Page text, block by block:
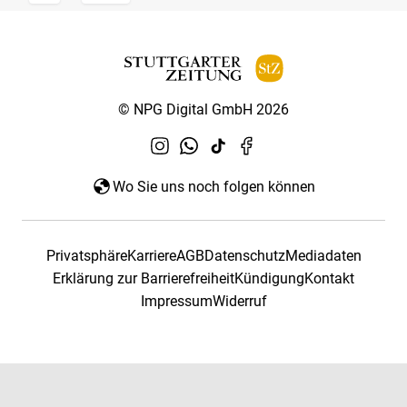
© NPG Digital GmbH 2026
Wo Sie uns noch folgen können
PrivatsphäreKarriereAGBDatenschutzMediadaten
Erklärung zur BarrierefreiheitKündigungKontakt
ImpressumWiderruf